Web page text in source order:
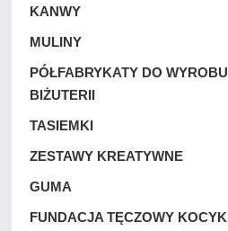
KANWY
MULINY
PÓŁFABRYKATY DO WYROBU
BIŻUTERII
TASIEMKI
ZESTAWY KREATYWNE
GUMA
FUNDACJA TĘCZOWY KOCYK